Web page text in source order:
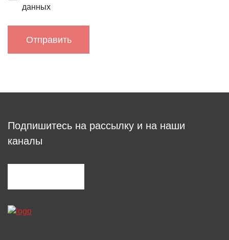
данных
Подпишитесь на рассылку и на наши
каналы